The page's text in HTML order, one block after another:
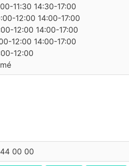
11:30 14:30-17:00
12:00 14:00-17:00
12:00 14:00-17:00
12:00 14:00-17:00
12:00
00 00